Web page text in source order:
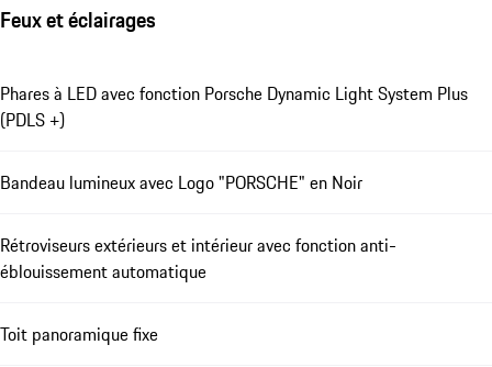
Feux et éclairages
Phares à LED avec fonction Porsche Dynamic Light System Plus
(PDLS +)
Bandeau lumineux avec Logo "PORSCHE" en Noir
Rétroviseurs extérieurs et intérieur avec fonction anti-
éblouissement automatique
Toit panoramique fixe